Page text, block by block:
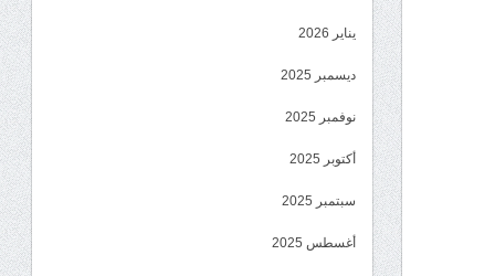
يناير 2026
ديسمبر 2025
نوفمبر 2025
أكتوبر 2025
سبتمبر 2025
أغسطس 2025